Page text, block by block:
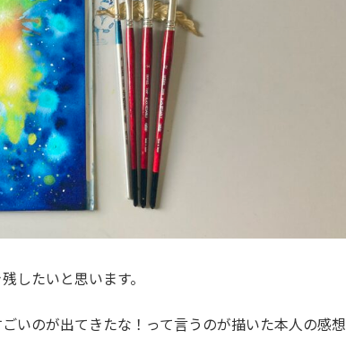
したいと思います。
いのが出てきたな！って言うのが描いた本人の感想